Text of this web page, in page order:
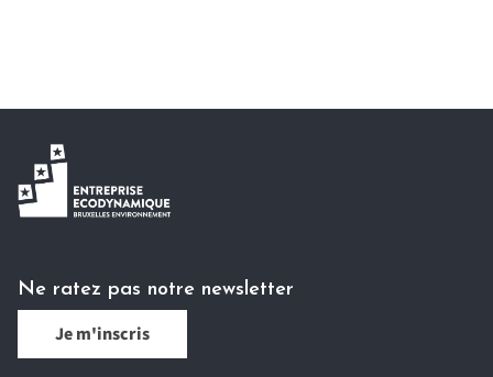
Ne ratez pas notre newsletter
Je m'inscris